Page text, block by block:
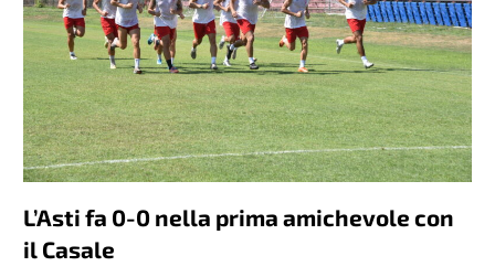
L’Asti fa 0-0 nella prima amichevole con
il Casale